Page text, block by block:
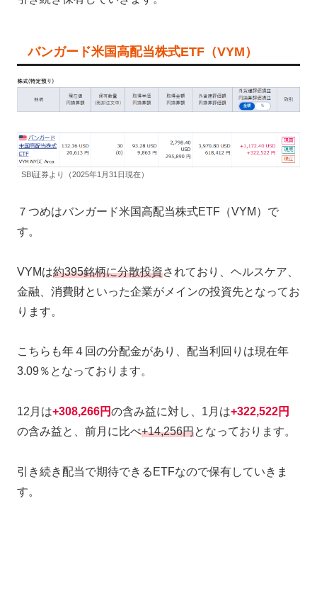
バンガード米国高配当株式ETF（VYM）
SBI証券より（2025年1月31日現在）
７つめはバンガード米国高配当株式ETF（VYM）で
す。
VYMは約395銘柄に分散投資されており、ヘルスケア、
金融、消費財といった企業がメインの投資先となってお
ります。
こちらも年４回の分配金があり、配当利回りは現在年
3.09％となっております。
12月は+308,266円の含み益に対し、1月は+322,522円
の含み益と、前月に比べ+14,256円となっております。
引き続き配当で期待できるETFなので保有していきま
す。